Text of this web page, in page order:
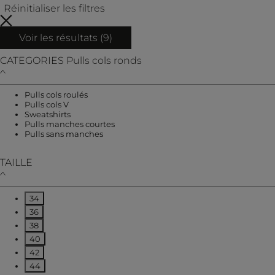
Réinitialiser les filtres
Voir les résultats (9)
CATEGORIES Pulls cols ronds
Pulls cols roulésAffiner par CATEGORIES : Pulls cols roulés
Pulls cols VAffiner par CATEGORIES : Pulls cols V
SweatshirtsAffiner par CATEGORIES : Sweatshirts
Pulls manches courtesAffiner par CATEGORIES : Pulls manches
Pulls sans manchesAffiner par CATEGORIES : Pulls sans
TAILLE
34
Affiner par TAILLE : 34
36
Affiner par TAILLE : 36
38
Affiner par TAILLE : 38
40
Affiner par TAILLE : 40
42
Affiner par TAILLE : 42
44